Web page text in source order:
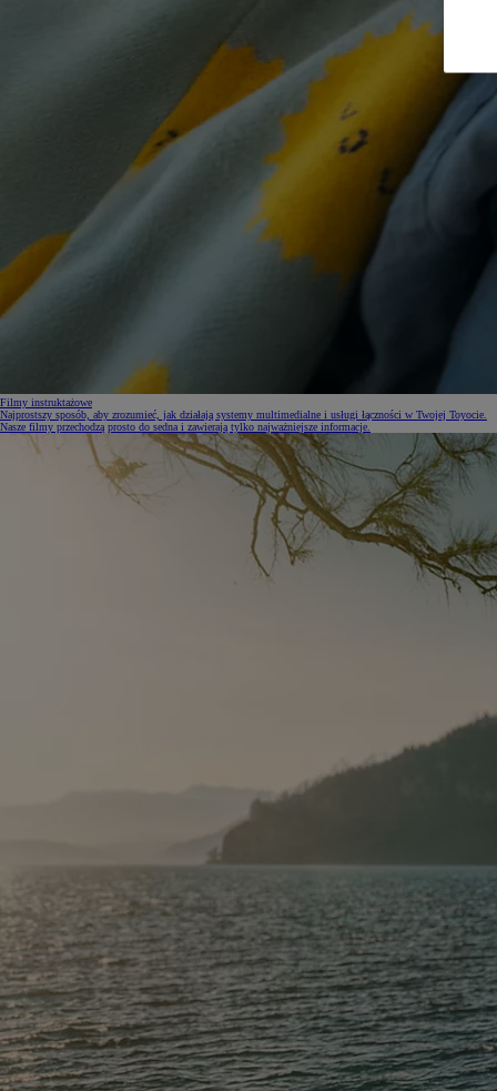
Filmy instruktażowe
Najprostszy sposób, aby zrozumieć, jak działają systemy multimedialne i usługi łączności w Twojej Toyocie.
Nasze filmy przechodzą prosto do sedna i zawierają tylko najważniejsze informacje.